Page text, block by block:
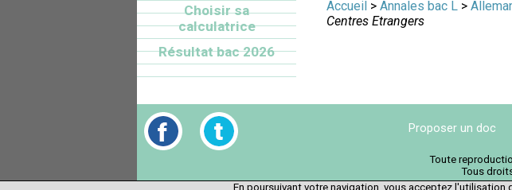
Accueil > Annales bac L >
Centres Etrangers
Choisir sa
calculatrice
Résultat bac 2026
Proposer un doc
Toute
Tous
En poursuivant votre navigation, vous acceptez l'utilisation